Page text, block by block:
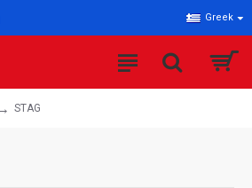
Greek
STAG